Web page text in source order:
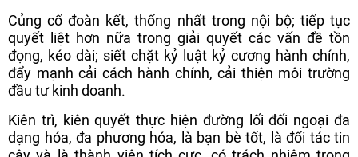
Củng cố đoàn kết, thống nhất trong nội bộ; tiếp tục
quyết liệt hơn nữa trong giải quyết các vấn đề tồn
đọng, kéo dài; siết chặt kỷ luật kỷ cương hành chính,
đẩy mạnh cải cách hành chính, cải thiện môi trường
đầu tư kinh doanh.
Kiên trì, kiên quyết thực hiện đường lối đối ngoại đa
dạng hóa, đa phương hóa, là bạn bè tốt, là đối tác tin